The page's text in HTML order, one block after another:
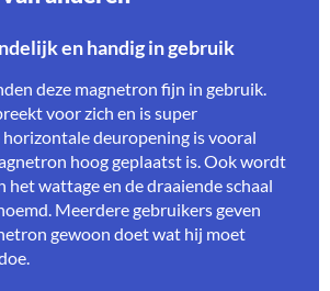
en handig in gebruik
deze magnetron fijn in gebruik.
voor zich en is super
horizontale deuropening is vooral
hoog geplaatst is. Ook wordt
het wattage en de draaiende schaal
Meerdere gebruikers geven
gewoon doet wat hij moet